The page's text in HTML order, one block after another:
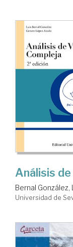
Análisis
Bernal González,
Universidad de